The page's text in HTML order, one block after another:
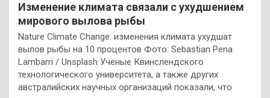
Изменение климата связали с ухудшением
мирового вылова рыбы
Nature Climate Change: изменения климата ухудшат
вылов рыбы на 10 процентов Фото: Sebastian Pena
Lambarri / Unsplash Ученые Квинслендского
технологического университета, а также других
австралийских научных организаций показали, что